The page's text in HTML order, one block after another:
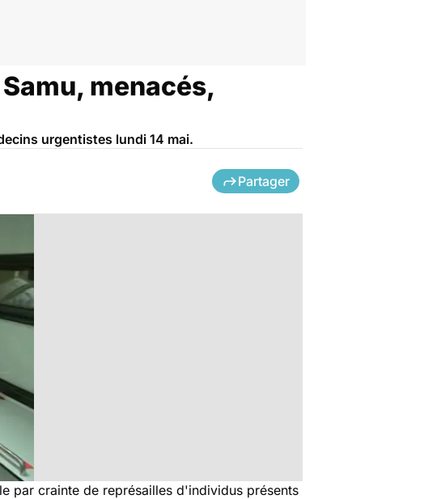
menacés,
urgentistes lundi 14 mai.
Partager
par crainte de représailles d'individus présents